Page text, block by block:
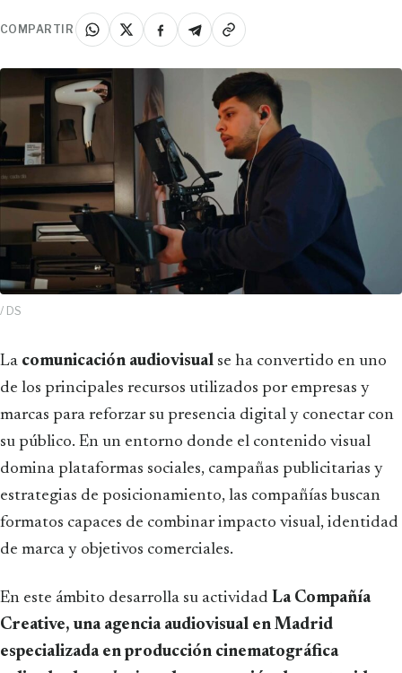
COMPARTIR
/ DS
La comunicación audiovisual se ha convertido en uno
de los principales recursos utilizados por empresas y
marcas para reforzar su presencia digital y conectar con
su público. En un entorno donde el contenido visual
domina plataformas sociales, campañas publicitarias y
estrategias de posicionamiento, las compañías buscan
formatos capaces de combinar impacto visual, identidad
de marca y objetivos comerciales.
En este ámbito desarrolla su actividad La Compañía
Creative, una agencia audiovisual en Madrid
especializada en producción cinematográfica